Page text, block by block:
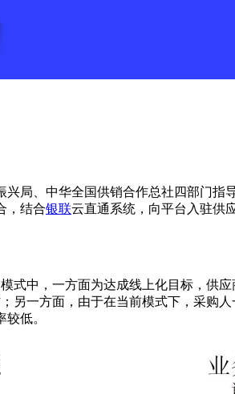
局、中华全国供销合作总社四部门指
，结合银联云直通系统，向平台入驻供
式中，一方面为达成线上化目标，供
另一方面，由于在当前模式下，采购
低。